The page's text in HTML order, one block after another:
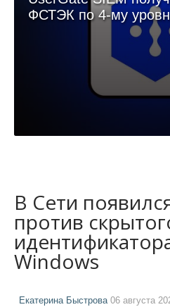
ФСТЭК по 4-му
В Сети
против
Windows
Екатерина Быстрова06 августа